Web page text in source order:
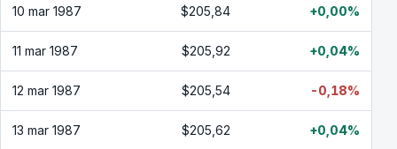
10 mar 1987 $205,84 +0,00%
11 mar 1987 $205,92 +0,04%
12 mar 1987 $205,54 -0,18%
13 mar 1987 $205,62 +0,04%